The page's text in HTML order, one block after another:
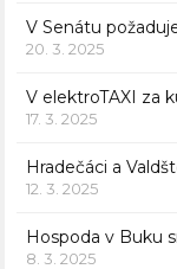
V Senátu
20. 3. 2025
V elektroTAXI za
17. 3. 2025
Hradečáci a
12. 3. 2025
Hospoda v Buku
8. 3. 2025